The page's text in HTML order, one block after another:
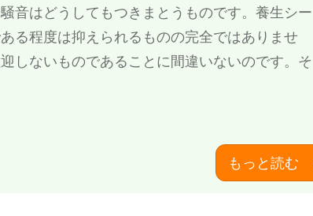
音はどうしてもつきまとうものです。養生シー
る程度は抑えられるものの完全ではありませ
しないものであることに間違いないのです。そ
もっと読む